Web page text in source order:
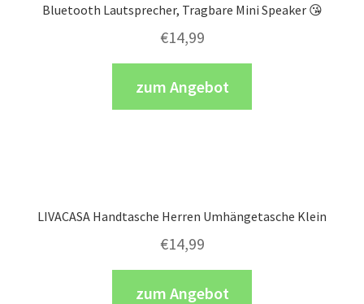
Bluetooth Lautsprecher, Tragbare Mini Speaker 😘
€14,99
zum Angebot
LIVACASA Handtasche Herren Umhängetasche Klein
€14,99
zum Angebot